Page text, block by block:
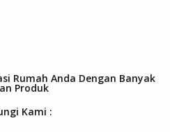
Rumah Anda Dengan Banyak
Produk
Kami :